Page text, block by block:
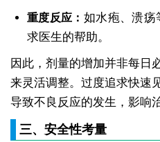
重度反应： 如水疱、溃疡
求医生的帮助。
因此，剂量的增加并非每日
来灵活调整。过度追求快速
导致不良反应的发生，影响
三、安全性考量